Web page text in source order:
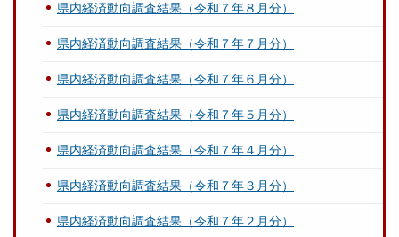
県内経済動向調査結果（令和７年８月分）
県内経済動向調査結果（令和７年７月分）
県内経済動向調査結果（令和７年６月分）
県内経済動向調査結果（令和７年５月分）
県内経済動向調査結果（令和７年４月分）
県内経済動向調査結果（令和７年３月分）
県内経済動向調査結果（令和７年２月分）